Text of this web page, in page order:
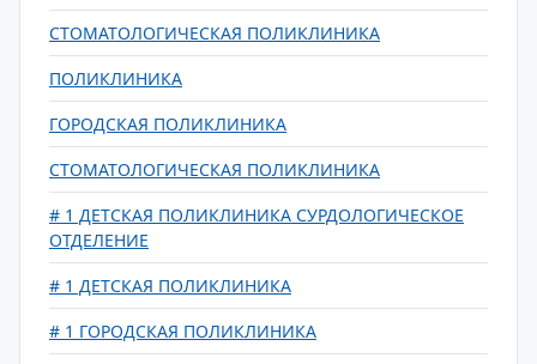
СТОМАТОЛОГИЧЕСКАЯ ПОЛИКЛИНИКА
ПОЛИКЛИНИКА
ГОРОДСКАЯ ПОЛИКЛИНИКА
СТОМАТОЛОГИЧЕСКАЯ ПОЛИКЛИНИКА
# 1 ДЕТСКАЯ ПОЛИКЛИНИКА СУРДОЛОГИЧЕСКОЕ
ОТДЕЛЕНИЕ
# 1 ДЕТСКАЯ ПОЛИКЛИНИКА
# 1 ГОРОДСКАЯ ПОЛИКЛИНИКА